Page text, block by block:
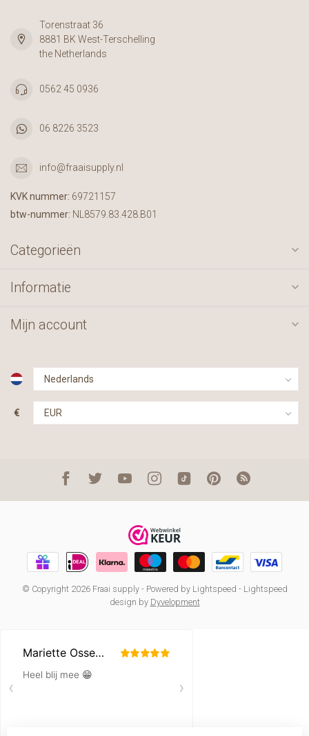
Torenstraat 36
8881 BK West-Terschelling
the Netherlands
0562 45 0936
06 8226 3523
info@fraaisupply.nl
KVK nummer: 69721157
btw-nummer: NL8579.83.428.B01
Categorieën
Informatie
Mijn account
€
© Copyright 2026 Fraai supply- Powered by Lightspeed - Lightspeed
design by Dyvelopment